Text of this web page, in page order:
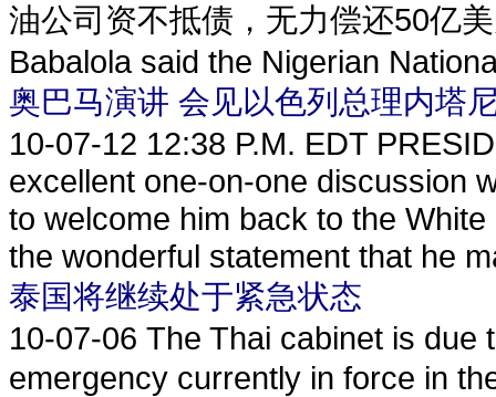
油公司资不抵债，无力偿还50亿
Babalola said the Nigerian
奥巴马演讲 会见以色列总理内塔
10-07-12 12:38 P.M. EDT
excellent one-on-one discussion
to welcome him back to the
the wonderful statement that he
泰国将继续处于紧急状态
10-07-06 The Thai cabinet is due
emergency currently in force in